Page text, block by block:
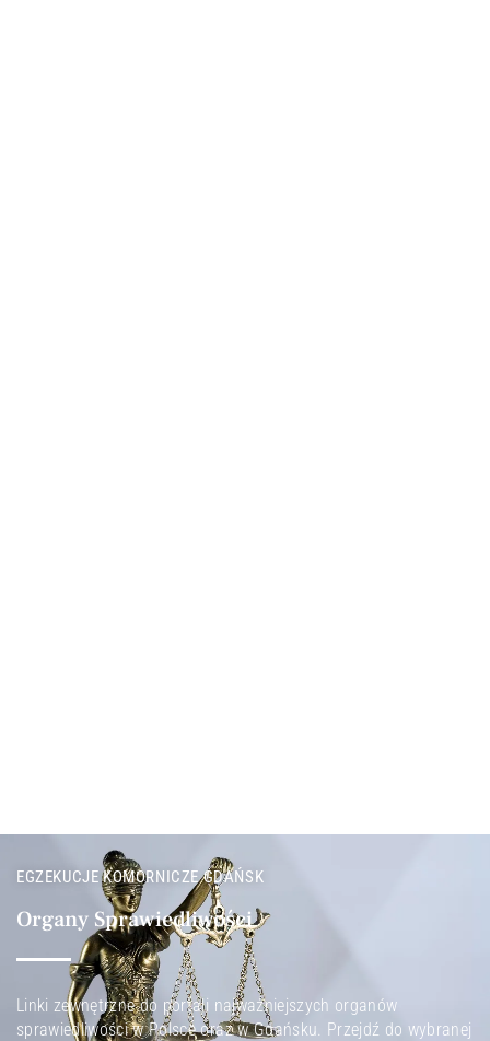
EGZEKUCJE KOMORNICZE GDAŃSK
Organy Sprawiedliwości
Linki zewnętrzne do portali najważniejszych organów
sprawiedliwości w Polsce oraz w Gdańsku. Przejdź do wybranej